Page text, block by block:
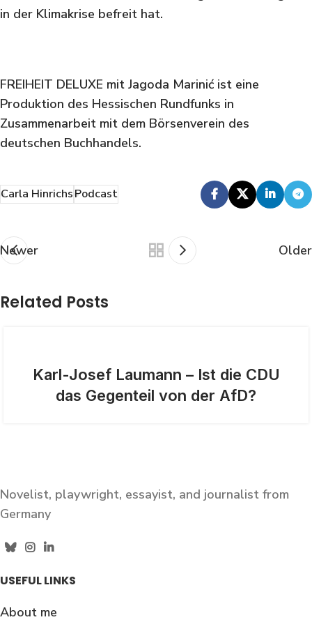
in der Klimakrise befreit hat.
FREIHEIT DELUXE mit Jagoda Marinić ist eine
Produktion des Hessischen Rundfunks in
Zusammenarbeit mit dem Börsenverein des
deutschen Buchhandels.
Carla HinrichsPodcast
Newer Older
Related Posts
Karl-Josef Laumann – Ist die CDU
das Gegenteil von der AfD?
Novelist, playwright, essayist, and journalist from
Germany
USEFUL LINKS
About me